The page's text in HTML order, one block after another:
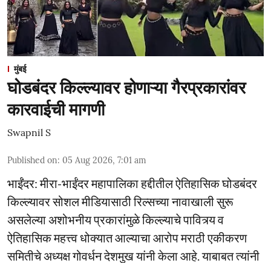
मुंबई
घोडबंदर किल्ल्यावर होणाऱ्या गैरप्रकारांवर
कारवाईची मागणी
Swapnil S
Published on: 05 Aug 2026, 7:01 am
भाईंंदर: मीरा-भाईंदर महापालिका हद्दीतील ऐतिहासिक घोडबंदर
किल्ल्यावर सोशल मीडियासाठी रिल्सच्या नावाखाली सुरू
असलेल्या अशोभनीय प्रकारांमुळे किल्ल्याचे पावित्र्य व
ऐतिहासिक महत्त्व धोक्यात आल्याचा आरोप मराठी एकीकरण
समितीचे अध्यक्ष गोवर्धन देशमुख यांनी केला आहे. याबाबत त्यांनी